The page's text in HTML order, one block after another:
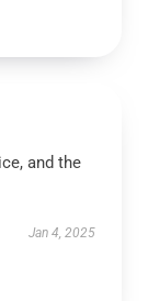
and the
Jan 4, 2025